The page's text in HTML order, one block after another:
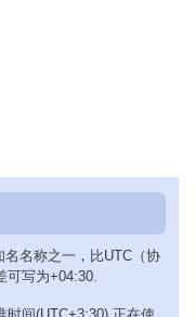
名名称之一，比UTC（协
可写为+04:30.